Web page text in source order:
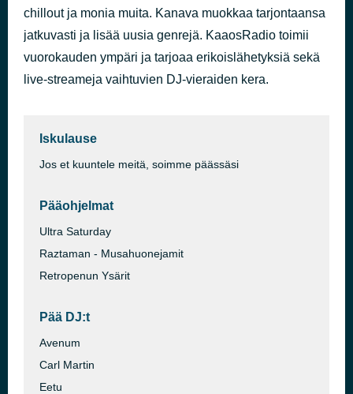
chillout ja monia muita. Kanava muokkaa tarjontaansa
jatkuvasti ja lisää uusia genrejä. KaaosRadio toimii
vuorokauden ympäri ja tarjoaa erikoislähetyksiä sekä
live-streameja vaihtuvien DJ-vieraiden kera.
Iskulause
Jos et kuuntele meitä, soimme päässäsi
Pääohjelmat
Ultra Saturday
Raztaman - Musahuonejamit
Retropenun Ysärit
Pää DJ:t
Avenum
Carl Martin
Eetu